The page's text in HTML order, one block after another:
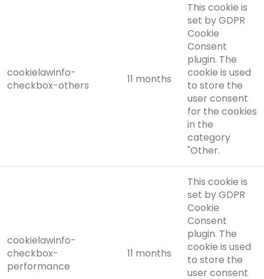
cookielawinfo-
checkbox-others
11 months
This cookie is
set by GDPR
Cookie
Consent
plugin. The
cookie is used
to store the
user consent
for the cookies
in the
category
"Other.
cookielawinfo-
checkbox-
performance
11 months
This cookie is
set by GDPR
Cookie
Consent
plugin. The
cookie is used
to store the
user consent